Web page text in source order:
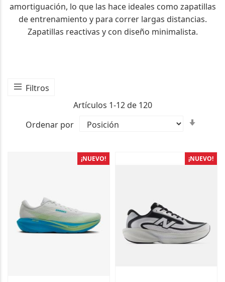
amortiguación, lo que las hace ideales como zapatillas
de entrenamiento y para correr largas distancias.
Zapatillas reactivas y con diseño minimalista.
Artículos 1-12de 120
Ordenar por
¡NUEVO! ¡NUEVO!
Filtros